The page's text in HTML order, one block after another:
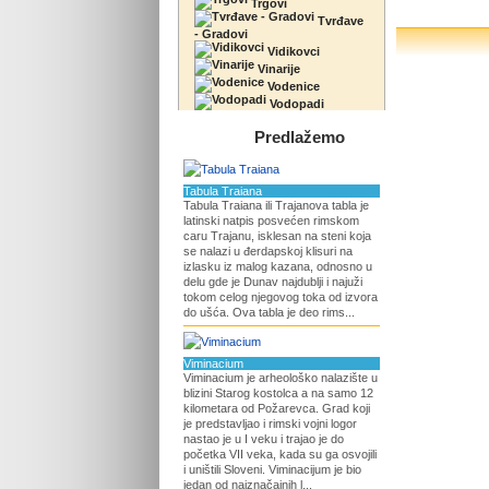
Trgovi
Tvrđave
- Gradovi
Vidikovci
Vinarije
Vodenice
Vodopadi
Predlažemo
Tabula Traiana
Tabula Traiana ili Trajanova tabla je
latinski natpis posvećen rimskom
caru Trajanu, isklesan na steni koja
se nalazi u đerdapskoj klisuri na
izlasku iz malog kazana, odnosno u
delu gde je Dunav najdublji i najuži
tokom celog njegovog toka od izvora
do ušća. Ova tabla je deo rims...
Viminacium
Viminacium je arheološko nalazište u
blizini Starog kostolca a na samo 12
kilometara od Požarevca. Grad koji
je predstavljao i rimski vojni logor
nastao je u I veku i trajao je do
početka VII veka, kada su ga osvojili
i uništili Sloveni. Viminacijum je bio
jedan od najznačajnih l...